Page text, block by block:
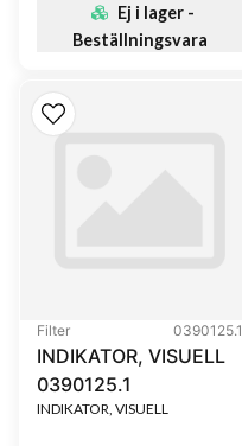
Ej i lager -
Beställningsvara
Filter 0390125.1
INDIKATOR, VISUELL
0390125.1
INDIKATOR, VISUELL